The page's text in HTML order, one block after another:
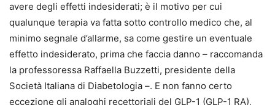
avere degli effetti indesiderati; è il motivo per cui
qualunque terapia va fatta sotto controllo medico che, al
minimo segnale d’allarme, sa come gestire un eventuale
effetto indesiderato, prima che faccia danno – raccomanda
la professoressa Raffaella Buzzetti, presidente della
Società Italiana di Diabetologia –. E non fanno certo
eccezione gli analoghi recettoriali del GLP-1 (GLP-1 RA),